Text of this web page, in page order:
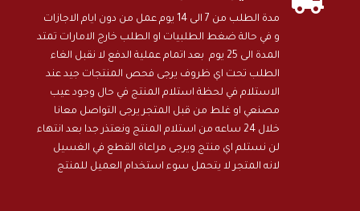
مدة الطلب من 7 الى 14 يوم عمل من دون ايام الاجازات
و في حالة ضغط الطلبيات او الطلب خارج الامارات تمتد
المدة الى 25 يوم بعد اتمام عملية الدفع لا نقبل الغاء
الطلب تحت اي ظروف يرجى فحص المنتجات جيد عند
الاستلام في لحظة استلام المنتج في حال وجود عيب
مصنعي او غلط من قبل المتجر يرجى التواصل معانا
خلال 24 ساعه من استلام المنتج ونعتذر جدا بعد انتهاء
لن نستلم اي منتج ويرجى مراعاة القطع في الغسيل
لانه المتجر لا يتحمل سوء استخدام العميل للمنتج